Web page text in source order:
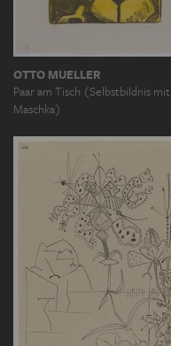
OTTO MUELLER
Paar am Tisch (Selbstbildnis mit
Maschka)